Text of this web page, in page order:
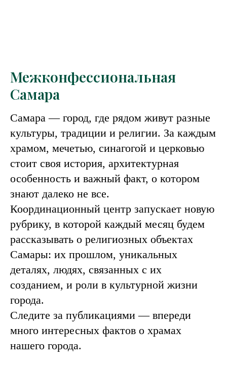
Межконфессиональная
Самара
Самара — город, где рядом живут разные
культуры, традиции и религии. За каждым
храмом, мечетью, синагогой и церковью
стоит своя история, архитектурная
особенность и важный факт, о котором
знают далеко не все.
Координационный центр запускает новую
рубрику, в которой каждый месяц будем
рассказывать о религиозных объектах
Самары: их прошлом, уникальных
деталях, людях, связанных с их
созданием, и роли в культурной жизни
города.
Следите за публикациями — впереди
много интересных фактов о храмах
нашего города.